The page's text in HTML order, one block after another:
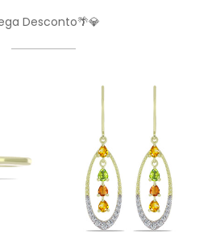
Desconto🌴💎